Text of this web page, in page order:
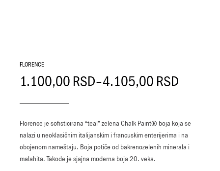
FLORENCE
1.100,00 RSD–4.105,00 RSD
Florence je sofisticirana “teal” zelena Chalk Paint® boja koja se
nalazi u neoklasičnim italijanskim i francuskim enterijerima i na
obojenom nameštaju. Boja potiče od bakrenozelenih minerala i
malahita. Takođe je sjajna moderna boja 20. veka.